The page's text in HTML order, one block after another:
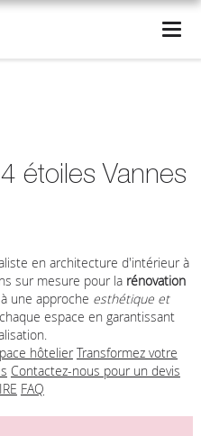
étoiles Vannes
en architecture d'intérieur à
sur mesure pour la rénovation
une approche esthétique et
espace en garantissant
hôtelier Transformez votre
Contactez-nous pour un devis
FAQ